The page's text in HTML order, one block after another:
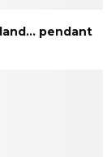
pendant